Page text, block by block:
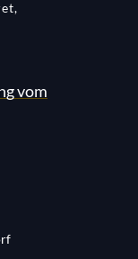
vom